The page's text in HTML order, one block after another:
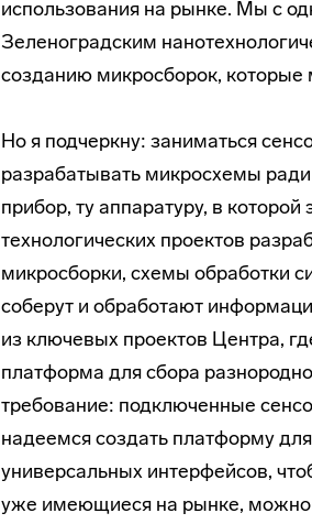
использования на рынке. Мы с
Зеленоградским
созданию микросборок, которые
Но я подчеркну: заниматься
разрабатывать микросхемы
прибор, ту аппаратуру, в
технологических проектов
микросборки, схемы обработки
соберут и обработают
из ключевых проектов Центра,
платформа для сбора
требование: подключенные
надеемся создать платформу
универсальных интерфейсов,
уже имеющиеся на рынке, можно